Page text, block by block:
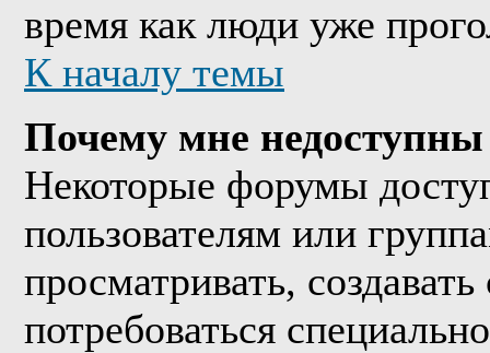
время как люди уже
К началу темы
Почему мне
Некоторые форумы
пользователям или
просматривать,
потребоваться